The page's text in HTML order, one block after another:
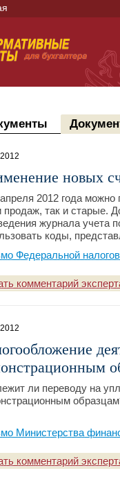
новых
2012 года можно
продаж, так и старые.
журнала учета
коды,
Федеральной
комментарий
ли переводу на
Министерства
комментарий